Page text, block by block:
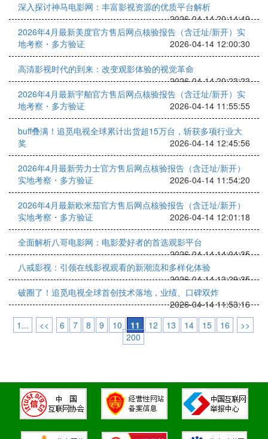
深入探讨神马电影网：丰富影视资源的优质平台解析
2026-04-14 20:14:49
2026年4月最新美度官方售后网点核验报告（含迁址/新开）实
地考察・多方验证
2026-04-14 12:00:30
高清影视时代的到来：改变观影体验的视觉革命
2026-04-14 20:23:23
2026年4月最新宇舶官方售后网点核验报告（含迁址/新开）实
地考察・多方验证
2026-04-14 11:55:55
buff叠满！追觅电视全球累计出货超15万台，斩获多项行业大
奖
2026-04-14 12:45:56
2026年4月最新劳力士官方售后网点核验报告（含迁址/新开）
实地考察・多方验证
2026-04-14 11:54:20
2026年4月最新欧米茄官方售后网点核验报告（含迁址/新开）
实地考察・多方验证
2026-04-14 12:01:18
全面解析八哥电影网：电影爱好者的首选观影平台
2026-04-14 14:04:35
八戒影视：引领在线影视观看的新潮流和多样化体验
2026-04-14 13:29:35
破圈了！追觅电视全球首创技术落地，业绩、口碑双炸
2026-04-14 11:53:16
1...
<< 6 7 8 9 10 11 12 13 14 15 16
>>
200